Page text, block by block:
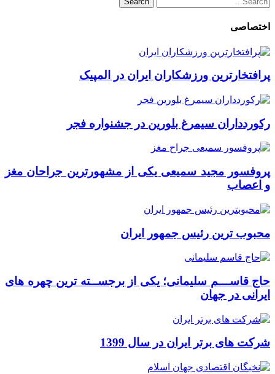
for:
اختصاصی
پرافتخارترین ورزشکاران ایران در المپیک
رکوردداران سیمرغ بلورین در جشنواره فجر
پروفسور مجید سمیعی یکی از مشهورترین جراحان مغز
و اعصاب
محبوب ترین رئیس جمهور ایران
حاج قاســـم سلیمانی؛ یکی از برجســته ترین چهره های
ایرانی در جهان
شرکت های برتر ایران در سال 1399